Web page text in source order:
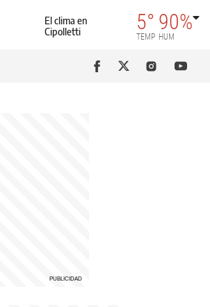
El clima en
Cipolletti
5°
TEMP
90%
HUM